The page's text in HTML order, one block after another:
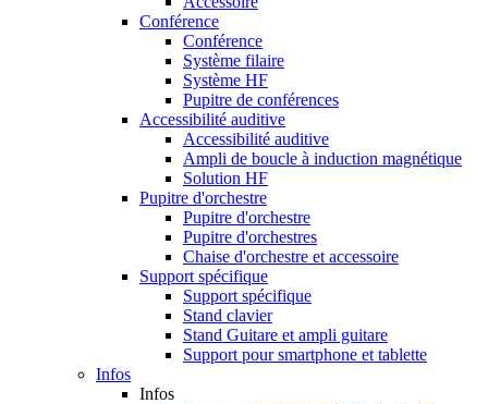
Conférence
Conférence
Système filaire
Système HF
Pupitre de conférences
Accessibilité auditive
Accessibilité auditive
Ampli de boucle à induction magnétique
Solution HF
Pupitre d'orchestre
Pupitre d'orchestre
Pupitre d'orchestres
Chaise d'orchestre et accessoire
Support spécifique
Support spécifique
Stand clavier
Stand Guitare et ampli guitare
Support pour smartphone et tablette
Infos
Infos